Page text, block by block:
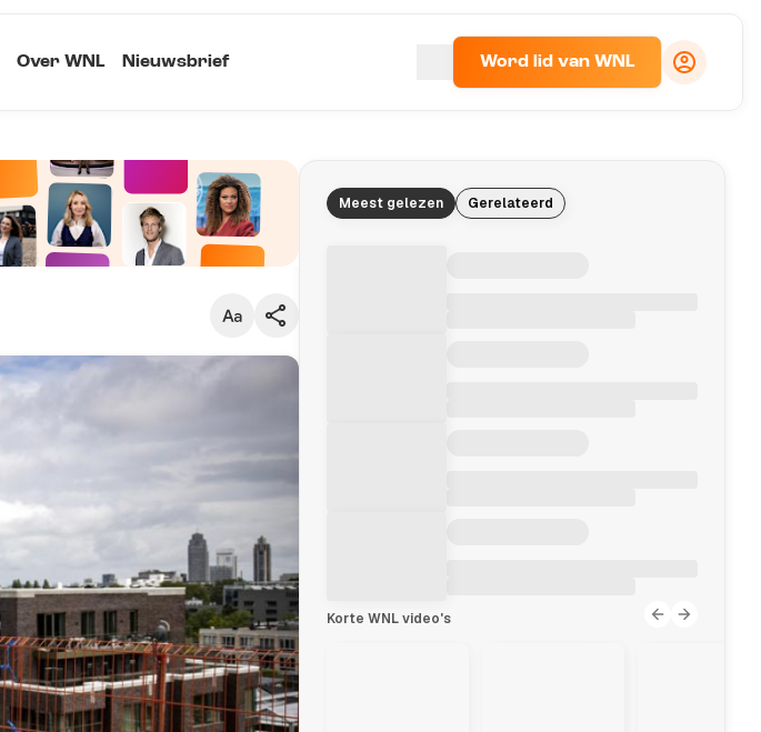
Over WNL Nieuwsbrief Word lid van WNL
Meest gelezen Gerelateerd
Korte WNL video's